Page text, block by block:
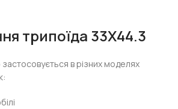
трипоїда 33X44.3
в різних моделях